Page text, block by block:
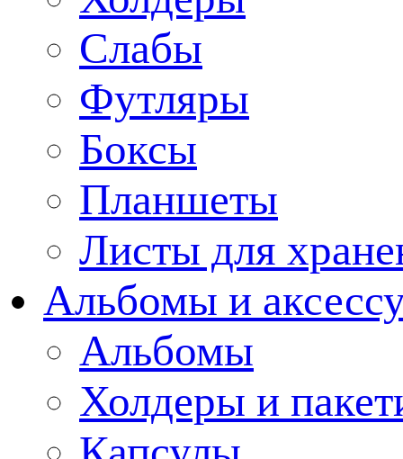
Слабы
Футляры
Боксы
Планшеты
Листы для
Альбомы и
Альбомы
Холдеры и